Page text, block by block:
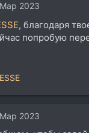
2023
, благодаря
попробую
ESSE
2023